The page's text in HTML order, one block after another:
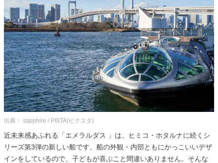
出典： sapphire / PIXTA(ピクスタ)
近未来感あふれる「エメラルダス 」は、ヒミコ・ホタルナに続くシ
リーズ第3弾の新しい船です。船の外観・内部ともにかっこいいデザ
インをしているので、子どもが喜ぶこと間違いありません。そんな